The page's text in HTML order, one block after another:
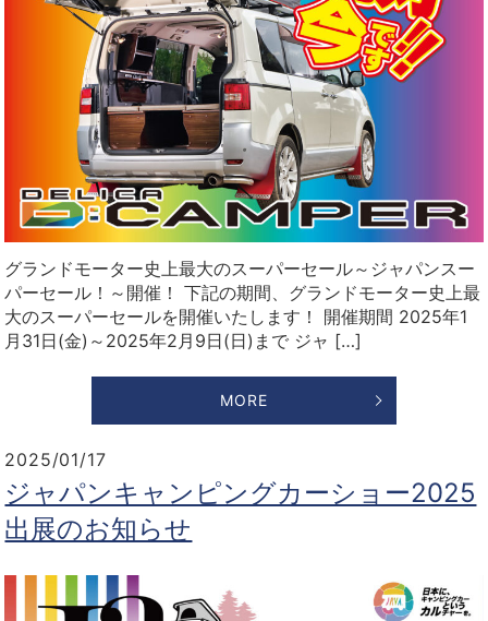
グランドモーター史上最大のスーパーセール～ジャパンスー
パーセール！～開催！ 下記の期間、グランドモーター史上最
大のスーパーセールを開催いたします！ 開催期間 2025年1
月31日(金)～2025年2月9日(日)まで ジャ […]
MORE
2025/01/17
ジャパンキャンピングカーショー2025
出展のお知らせ